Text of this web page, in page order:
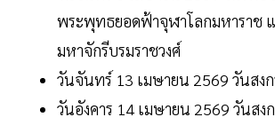
พระพุทธยอดฟ้าจุฬาโลกมหาราช
มหาจักรีบรมราชวงศ์
วันจันทร์ 13 เมษายน 2569 วันสง
วันอังคาร 14 เมษายน 2569 วันสง